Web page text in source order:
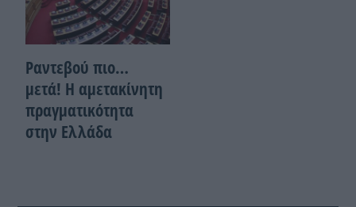
Ραντεβού πιο…
μετά! Η αμετακίνητη
πραγματικότητα
στην Ελλάδα